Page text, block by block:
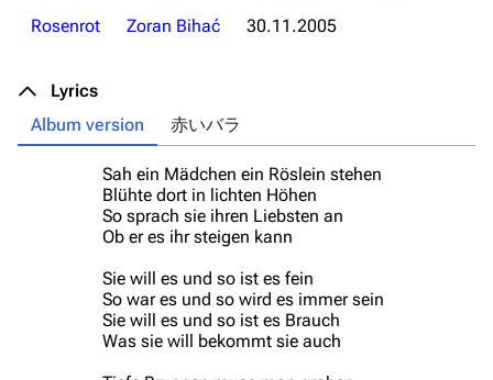
Rosenrot
Zoran Bihać 30.11.2005
Lyrics
Album version
赤いバラ
Sah ein Mädchen ein Röslein stehen
Blühte dort in lichten Höhen
So sprach sie ihren Liebsten an
Ob er es ihr steigen kann
Sie will es und so ist es fein
So war es und so wird es immer sein
Sie will es und so ist es Brauch
Was sie will bekommt sie auch